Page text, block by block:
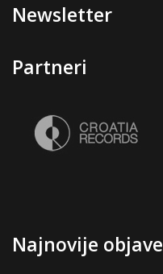
Newsletter
Partneri
Najnovije objave